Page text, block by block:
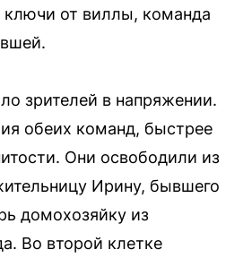
ключи от виллы, команда
зрителей в напряжении.
обеих команд, быстрее
Они освободили из
Ирину, бывшего
домохозяйку из
Во второй клетке